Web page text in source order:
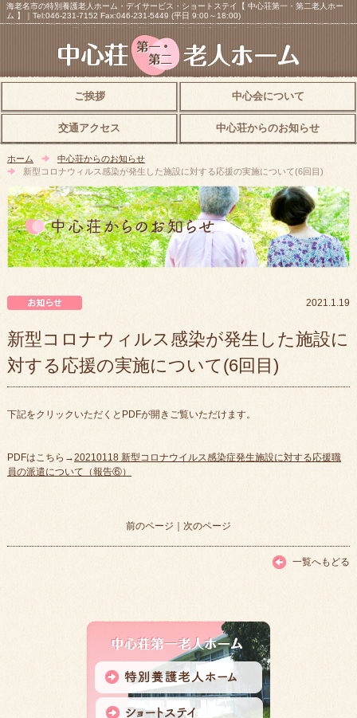
海老名市の特別養護老人ホーム・デイサービス・ショートステイ【 中心荘第一・第二老人ホー
ム 】｜Tel:046-231-7152 Fax:046-231-5449 (平日 9:00～18:00)
ご挨拶 中心会について
交通アクセス 中心荘からのお知らせ
ホーム
中心荘からのお知らせ
新型コロナウィルス感染が発生した施設に対する応援の実施について(6回目)
2021.1.19
新型コロナウィルス感染が発生した施設に
対する応援の実施について(6回目)
下記をクリックいただくとPDFが開きご覧いただけます。
PDFはこちら→20210118 新型コロナウイルス感染症発生施設に対する応援職
員の派遣について（報告⑥）
前のページ ｜ 次のページ
一覧へもどる